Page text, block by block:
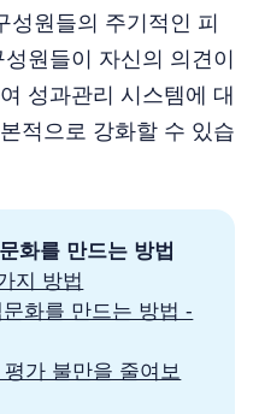
성원들의 주기적인 피
원들이 자신의 의견이
성과관리 시스템에 대
적으로 강화할 수 있습
화를 만드는 방법
지 방법
화를 만드는 방법 -
가 불만을 줄여보